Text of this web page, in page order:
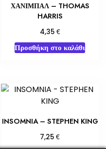
ΧΑΝΙΜΠΑΛ – THOMAS
HARRIS
4,35 €
Προσθήκη στο καλάθι
INSOMNIA – STEPHEN KING
7,25€